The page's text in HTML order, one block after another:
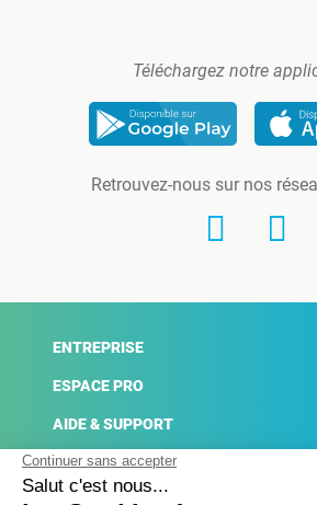
Téléchargez notre
Retrouvez-nous sur nos
ENTREPRISE
ESPACE PRO
AIDE & SUPPORT
ACTUALITÉS